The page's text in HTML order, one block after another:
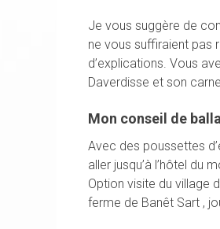
Je vous suggère de
ne vous suffiraient pas
d’explications. Vous
Daverdisse et son
Mon conseil de
Avec des poussettes
aller jusqu’à l’hôtel du
Option visite du village
ferme de Banêt Sart ,